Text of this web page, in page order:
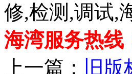
修,检测,调试,
海湾服务热线
上一篇：
旧